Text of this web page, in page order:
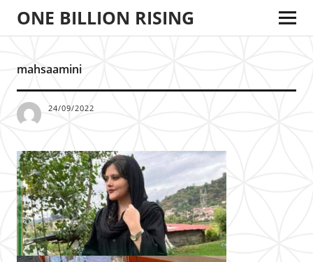
ONE BILLION RISING
mahsaamini
24/09/2022